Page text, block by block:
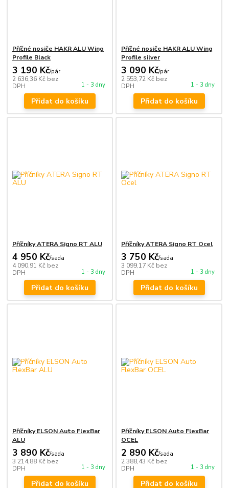
Příčné nosiče HAKR ALU Wing
Profile Black
3 190 Kč/pár
2 636,36 Kč bez
DPH
1 - 3 dny
Přidat do košíku
Příčné nosiče HAKR ALU Wing
Profile silver
3 090 Kč/pár
2 553,72 Kč bez
DPH
1 - 3 dny
Přidat do košíku
Příčníky ATERA Signo RT ALU
4 950 Kč/sada
4 090,91 Kč bez
DPH
1 - 3 dny
Přidat do košíku
Příčníky ATERA Signo RT Ocel
3 750 Kč/sada
3 099,17 Kč bez
DPH
1 - 3 dny
Přidat do košíku
Příčníky ELSON Auto FlexBar
ALU
3 890 Kč/sada
3 214,88 Kč bez
DPH
1 - 3 dny
Přidat do košíku
Příčníky ELSON Auto FlexBar
OCEL
2 890 Kč/sada
2 388,43 Kč bez
DPH
1 - 3 dny
Přidat do košíku